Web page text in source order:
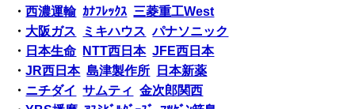
・西濃運輸 ｶﾅﾌﾚｯｸｽ 三菱重工West
・ 大阪ガス ミキハウス パナソニック
・ 日本生命 NTT西日本 JFE西日本
・JR西日本 島津製作所
日本新薬
・ ニチダイ サムティ
金次郎関西